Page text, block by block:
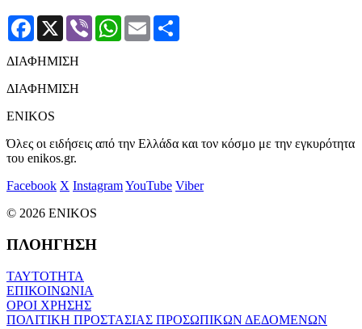
Facebook
X Viber WhatsApp
Email
ΔΙΑΦΗΜΙΣΗ
ΔΙΑΦΗΜΙΣΗ
ENIKOS
Όλες οι ειδήσεις από την Ελλάδα και τον κόσμο με την εγκυρότητα
του enikos.gr.
Facebook X InstagramYouTube Viber
© 2026 ENIKOS
ΠΛΟΗΓΗΣΗ
ΤΑΥΤΟΤΗΤΑ
ΕΠΙΚΟΙΝΩΝΙΑ
ΟΡΟΙ ΧΡΗΣΗΣ
ΠΟΛΙΤΙΚΗ ΠΡΟΣΤΑΣΙΑΣ ΠΡΟΣΩΠΙΚΩΝ ΔΕΔΟΜΕΝΩΝ